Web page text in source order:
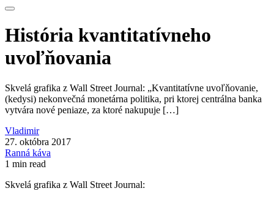
História kvantitatívneho
uvoľňovania
Skvelá grafika z Wall Street Journal: „Kvantitatívne uvoľňovanie,
(kedysi) nekonvečná monetárna politika, pri ktorej centrálna banka
vytvára nové peniaze, za ktoré nakupuje […]
Vladimir
27. októbra 2017
Ranná káva
1 min read
Skvelá grafika z Wall Street Journal: